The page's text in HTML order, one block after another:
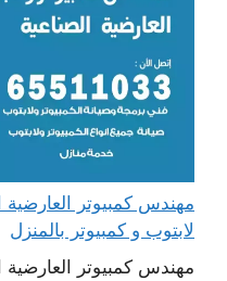
لابتوب و كمبيوتر بالمنزل
مهندس كمبيوتر